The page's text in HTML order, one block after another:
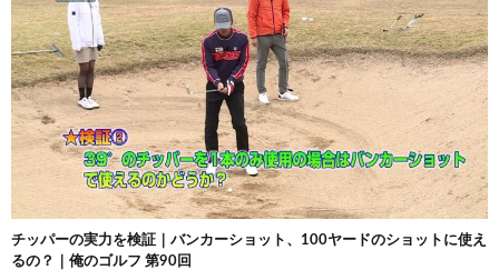
チッパーの実力を検証｜バンカーショット、100ヤードのショットに使え
るの？｜俺のゴルフ 第90回